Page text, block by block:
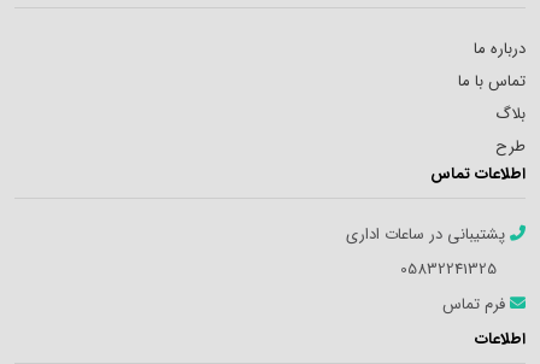
درباره ما
تماس با ما
بلاگ
طرح
اطلاعات تماس
پشتیبانی در ساعات اداری
05832241325
فرم تماس
اطلاعات